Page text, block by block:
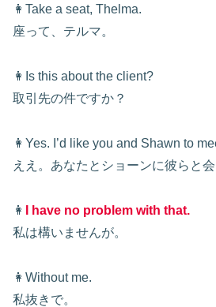
👩Take a seat, Thelma.
座って、テルマ。
👩Is this about the client?
取引先の件ですか？
👩Yes. I’d like you and Shawn to
ええ。あなたとショーンに彼らと会
👩
I have no problem with that.
私は構いませんが。
👩Without me.
私抜きで。